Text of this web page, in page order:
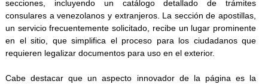
secciones, incluyendo un catálogo detallado de trámites
consulares a venezolanos y extranjeros. La sección de apostillas,
un servicio frecuentemente solicitado, recibe un lugar prominente
en el sitio, que simplifica el proceso para los ciudadanos que
requieren legalizar documentos para uso en el exterior.
Cabe destacar que un aspecto innovador de la página es la